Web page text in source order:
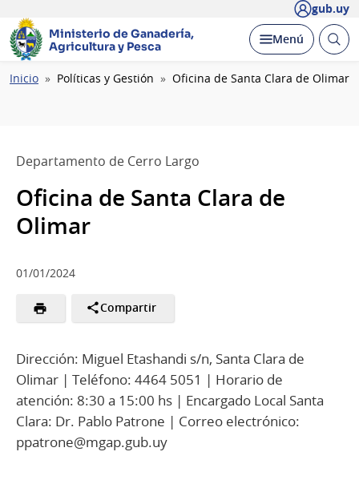
gub.uy
Ministerio de Ganadería,
Agricultura y Pesca
Desplegar
Menú Abrir
Ruta
Inicio Políticas y Gestión Oficina de Santa Clara de Olimar
Departamento de Cerro Largo
Oficina de Santa Clara de
Olimar
01/01/2024
Compartir
Dirección: Miguel Etashandi s/n, Santa Clara de
Olimar | Teléfono: 4464 5051 | Horario de
atención: 8:30 a 15:00 hs | Encargado Local Santa
Clara: Dr. Pablo Patrone | Correo electrónico:
ppatrone@mgap.gub.uy